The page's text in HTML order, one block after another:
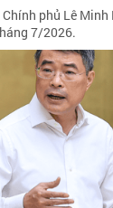
phủ Lê
7/2026.